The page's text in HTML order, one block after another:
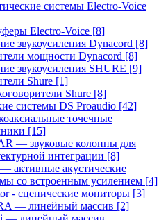
системы Electro-Voice
Electro-Voice [8]
звукоусиления Dynacord [8]
мощности Dynacord [8]
звукоусиления SHURE [9]
Shure [1]
Shure [8]
системы DS Proaudio [42]
точечные
[15]
— звуковые колонны для
интеграции [8]
активные акустические
со встроенным усилением [4]
- сценические мониторы [3]
— линейный массив [2]